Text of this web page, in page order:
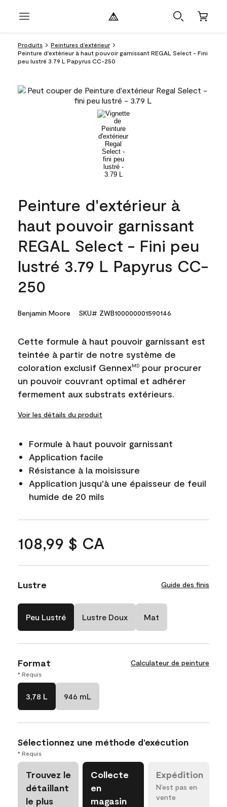
Produits
Peintures d’extérieur
Peinture d'extérieur à haut pouvoir garnissant REGAL Select - Fini
peu lustré 3.79 L Papyrus CC-250
Peinture d'extérieur à
haut pouvoir garnissant
REGAL Select - Fini peu
lustré 3.79 L Papyrus CC-
250
Benjamin Moore SKU# ZWB100000001590146
Cette formule à haut pouvoir garnissant est
teintée à partir de notre système de
coloration exclusif GennexMD pour procurer
un pouvoir couvrant optimal et adhérer
fermement aux substrats extérieurs.
Voir les détails du produit
Formule à haut pouvoir garnissant
Application facile
Résistance à la moisissure
Application jusqu'à une épaisseur de feuil
humide de 20 mils
108,99 $ CA
Lustre Guide des finis
Peu Lustré Lustre Doux Mat
Format Calculateur de peinture
* Requis
3,78 L 946 mL
Sélectionnez une méthode d’exécution
* Requis
Trouvez le
détaillant
le plus
Collecte
en
magasin
Expédition
N’est pas en
vente